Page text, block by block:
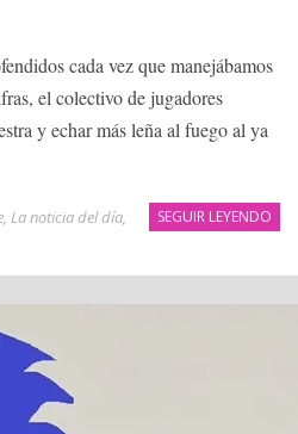
cada vez que manejábamos
el colectivo de jugadores
y echar más leña al fuego al ya
SEGUIR LEYENDO
, La noticia del día,